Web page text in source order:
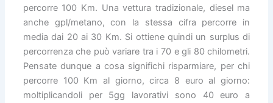
percorre 100 Km. Una vettura tradizionale, diesel ma
anche gpl/metano, con la stessa cifra percorre in
media dai 20 ai 30 Km. Si ottiene quindi un surplus di
percorrenza che può variare tra i 70 e gli 80 chilometri.
Pensate dunque a cosa significhi risparmiare, per chi
percorre 100 Km al giorno, circa 8 euro al giorno:
moltiplicandoli per 5gg lavorativi sono 40 euro a